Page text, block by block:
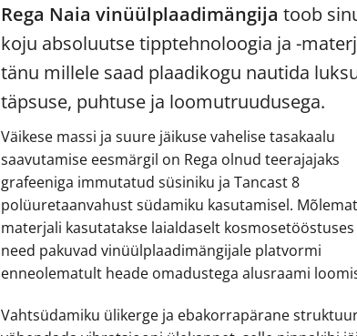
Rega Naia vinüülplaadimängija toob
koju absoluutse tipptehnoloogia ja -
tänu millele saad plaadikogu nautida
täpsuse, puhtuse ja loomutruudusega.
Väikese massi ja suure jäikuse vahelise tasakaalu
saavutamise eesmärgil on Rega olnud teerajajaks
grafeeniga immutatud süsiniku ja Tancast 8
polüuretaanvahust südamiku kasutamisel. Mõlemat
materjali kasutatakse laialdaselt kosmosetööstuses
need pakuvad vinüülplaadimängijale platvormi
enneolematult heade omadustega alusraami
Vahtsüdamiku ülikerge ja ebakorrapärane